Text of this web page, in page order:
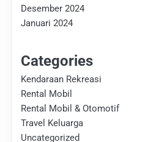
Desember 2024
Januari 2024
Categories
Kendaraan Rekreasi
Rental Mobil
Rental Mobil & Otomotif
Travel Keluarga
Uncategorized